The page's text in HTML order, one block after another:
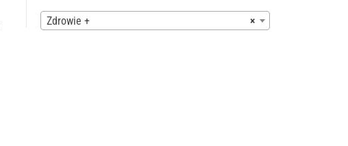
×
Zdrowie +